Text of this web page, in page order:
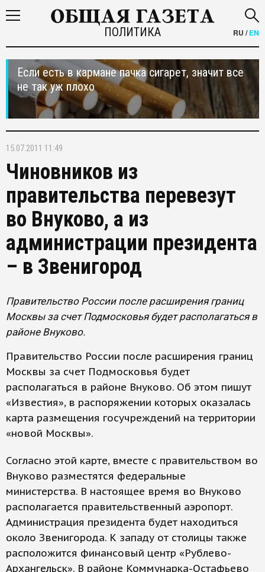
ПОЛИТИКА RU /EN
Если есть в кармане пачка сигарет, значит все
не так уж плохо
15.07.2011 11:49
Чиновников из
правительства перевезут
во Внуково, а из
администрации президента
– в Звенигород
Правительство России после расширения границ
Москвы за счет Подмосковья будет располагаться в
районе Внуково.
Правительство России после расширения границ
Москвы за счет Подмосковья будет
располагаться в районе Внуково. Об этом пишут
«Известия», в распоряжении которых оказалась
карта размещения госучреждений на территории
«новой Москвы».
Согласно этой карте, вместе с правительством во
Внуково разместятся федеральные
министерства. В настоящее время во Внуково
располагается правительственный аэропорт.
Администрация президента будет находиться
около Звенигорода. К западу от столицы также
расположится финансовый центр «Рублево-
Архангельск». В районе Коммунарка-Остафьево